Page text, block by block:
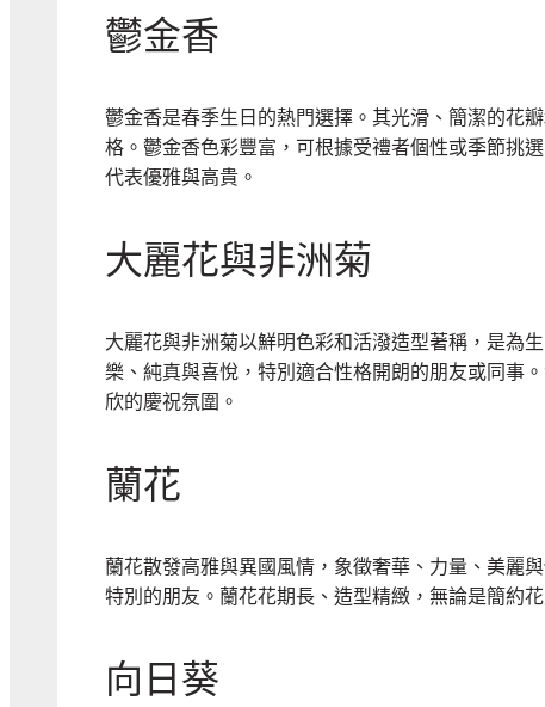
鬱金香
鬱金香是春季生日的熱門選擇。其光滑、簡潔的花
格。鬱金香色彩豐富，可根據受禮者個性或季節挑
代表優雅與高貴。
大麗花與非洲菊
大麗花與非洲菊以鮮明色彩和活潑造型著稱，是為
樂、純真與喜悅，特別適合性格開朗的朋友或同事
欣的慶祝氛圍。
蘭花
蘭花散發高雅與異國風情，象徵奢華、力量、美麗
特別的朋友。蘭花花期長、造型精緻，無論是簡約
向日葵